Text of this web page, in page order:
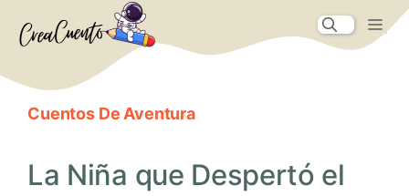
Cuentos De Aventura
La Niña que Despertó el